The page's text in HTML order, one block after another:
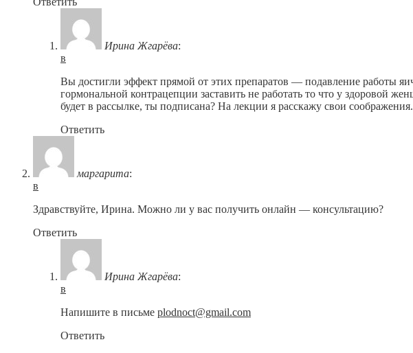
Ирина Жгарёва:
в
Вы достигли эффект прямой от этих препаратов — подавление работы
гормональной контрацепции заставить не работать то что у здоровой
будет в рассылке, ты подписана? На лекции я расскажу свои соображения.
Ответить
маргарита:
в
Здравствуйте, Ирина. Можно ли у вас получить онлайн — консультацию?
Ответить
Ирина Жгарёва:
в
Напишите в письме plodnoct@gmail.com
Ответить